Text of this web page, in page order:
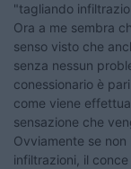
"tagliando
Ora a me sembra
senso visto che
senza nessun
conessionario è
come viene
sensazione che
Ovviamente se
infiltrazioni, il